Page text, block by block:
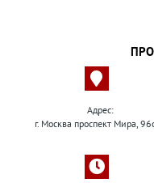
Адрес:
г. Москва проспект Мира,